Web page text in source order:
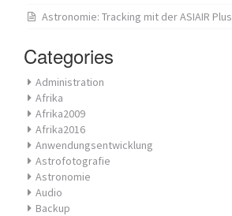
Astronomie: Tracking mit der ASIAIR Plus
Categories
Administration
Afrika
Afrika2009
Afrika2016
Anwendungsentwicklung
Astrofotografie
Astronomie
Audio
Backup